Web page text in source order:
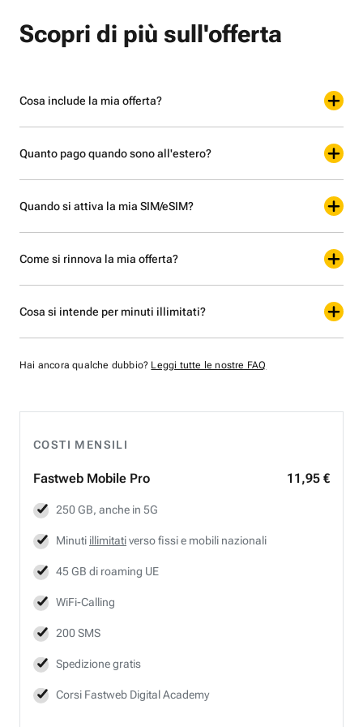
COSTI MENSILI
Fastweb Mobile Pro 11,95 €
250 GB, anche in 5G
Minuti illimitativerso fissi e mobili nazionali
45 GB di roaming UE
WiFi-Calling
200 SMS
Spedizione gratis
Corsi Fastweb Digital Academy
Scopri di più sull'offerta
Cosa include la mia offerta?
Quanto pago quando sono all'estero?
Quando si attiva la mia SIM/eSIM?
Come si rinnova la mia offerta?
Cosa si intende per minuti illimitati?
Hai ancora qualche dubbio? Leggi tutte le nostre FAQ